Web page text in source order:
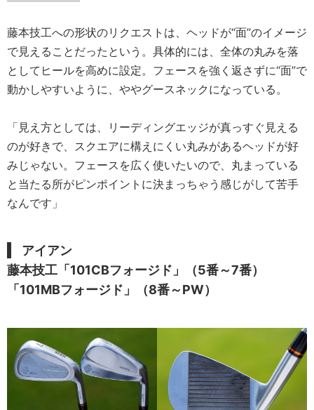
藤本技工への形状のリクエストは、ヘッドが“面”のイメージ
で見えることだったという。具体的には、全体の丸みを落
としてヒールを高めに設定。フェースを強く返さずに“面”で
動かしやすいように、ややグースネックになっている。
「見え方としては、リーディングエッジが真っすぐ見える
のが好きで、スクエアに構えにくい丸みがあるヘッドが好
みじゃない。フェースを広く使いたいので、丸まっている
と当たる所がピンポイントに決まっちゃう感じがして苦手
なんです」
アイアン
藤本技工「101CBフォージド」（5番～7番）
「101MBフォージド」（8番～PW）